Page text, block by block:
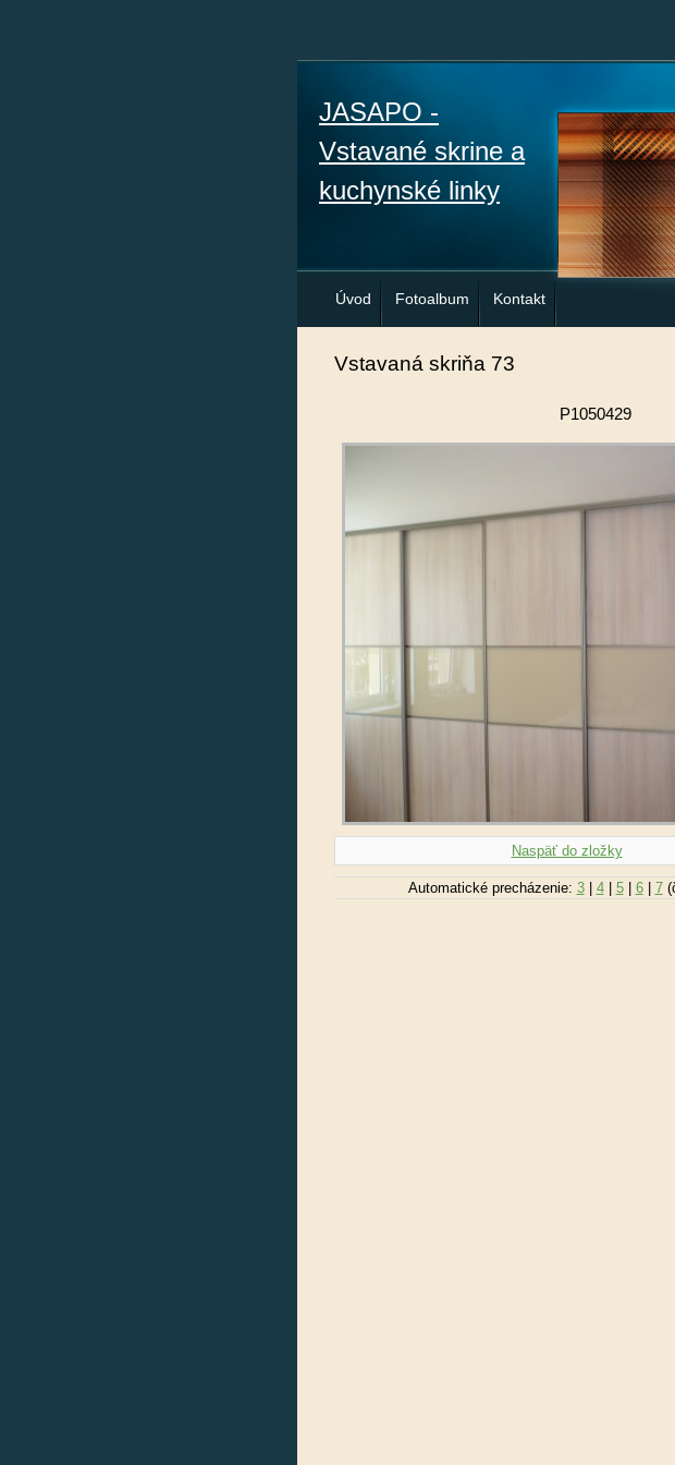
JASAPO -
Vstavané skrine a
kuchynské linky
Úvod Fotoalbum Kontakt
Vstavaná skriňa 73
P1050429
Naspäť do zložky
Automatické precházenie: 3| 4| 5| 6| 7